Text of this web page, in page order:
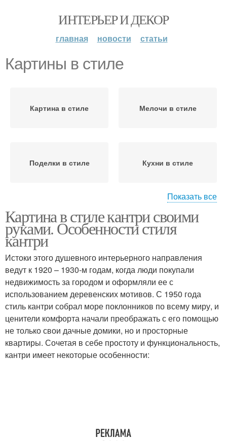
ИНТЕРЬЕР И ДЕКОР
главная новости статьи
Картины в стиле
Картина в стиле Мелочи в стиле
Поделки в стиле Кухни в стиле
Прованский стиль Украшения в стиле
Показать все
Картина в стиле кантри своими
руками. Особенности стиля
кантри
Истоки этого душевного интерьерного направления
ведут к 1920 – 1930-м годам, когда люди покупали
недвижимость за городом и оформляли ее с
использованием деревенских мотивов. С 1950 года
стиль кантри собрал море поклонников по всему миру, и
ценители комфорта начали преображать с его помощью
не только свои дачные домики, но и просторные
квартиры. Сочетая в себе простоту и функциональность,
кантри имеет некоторые особенности: